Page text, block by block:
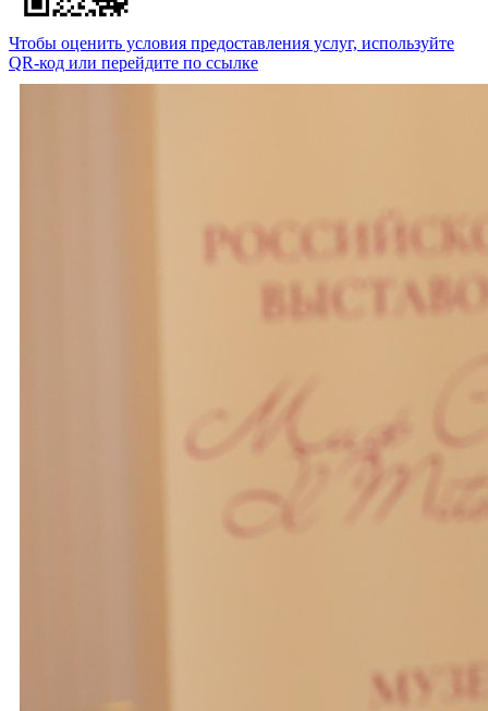
Чтобы оценить условия предоставления услуг, используйте
QR-код или перейдите по ссылке